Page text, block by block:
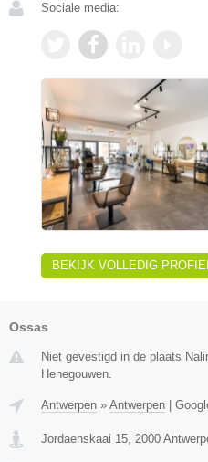
Sociale media:
BEKIJK VOLLEDIG PROFIEL
Ossas
Niet gevestigd in de plaats
Henegouwen.
Antwerpen » Antwerpen |
Jordaenskaai 15 2000